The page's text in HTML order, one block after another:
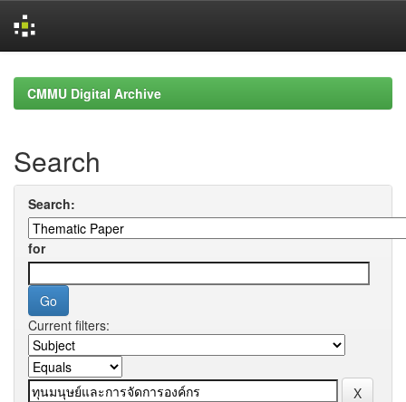
navigationCMMU Digital Archive
Search
Search:
for
Current filters: